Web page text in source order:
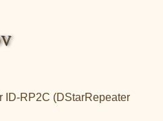
ID-RP2C (DStarRepeater